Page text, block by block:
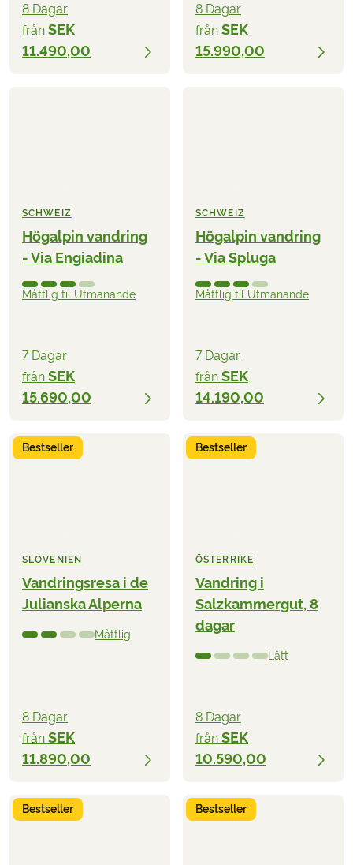
8 Dagar
från SEK
11.490,00
8 Dagar
från SEK
15.990,00
SCHWEIZ
Högalpin vandring
- Via Engiadina
Måttlig til Utmanande
7 Dagar
från SEK
15.690,00
SCHWEIZ
Högalpin vandring
- Via Spluga
Måttlig til Utmanande
7 Dagar
från SEK
14.190,00
Bestseller
SLOVENIEN
Vandringsresa i de
Julianska Alperna
Måttlig
8 Dagar
från SEK
11.890,00
Bestseller
ÖSTERRIKE
Vandring i
Salzkammergut, 8
dagar
Lätt
8 Dagar
från SEK
10.590,00
Bestseller Bestseller